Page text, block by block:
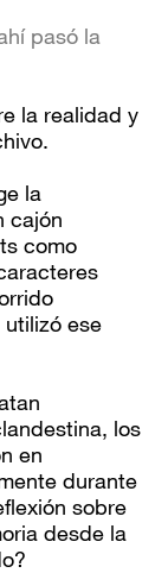
pasó la
la realidad y
la
cajón
como
ese
los
en
durante
sobre
desde la